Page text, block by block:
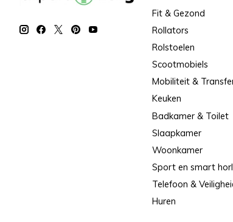
Fit & Gezond
Rollators
Rolstoelen
Scootmobiels
Mobiliteit &
Keuken
Badkamer & Toilet
Slaapkamer
Woonkamer
Sport en smart
Telefoon &
Huren